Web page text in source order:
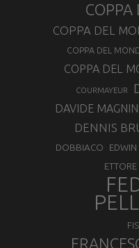
COPPA
COPPA DEL
COPPA DEL
COPPA DEL
COURMAYEUR
DAVIDE
DENNIS
DOBBIACO EDWIN